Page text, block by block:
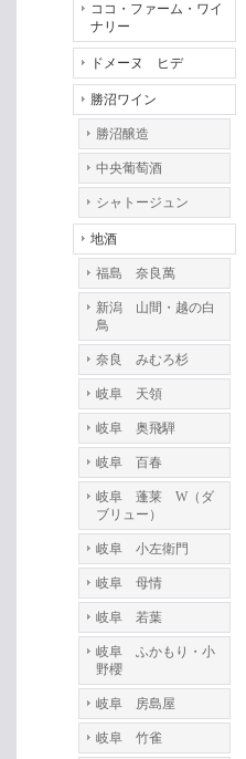
ココ・ファーム・ワイ
ナリー
ドメーヌ ヒデ
勝沼ワイン
勝沼醸造
中央葡萄酒
シャトージュン
地酒
福島 奈良萬
新潟 山間・越の白
鳥
奈良 みむろ杉
岐阜 天領
岐阜 奥飛騨
岐阜 百春
岐阜 蓬莱 W（ダ
ブリュー）
岐阜 小左衛門
岐阜 母情
岐阜 若葉
岐阜 ふかもり・小
野櫻
岐阜 房島屋
岐阜 竹雀